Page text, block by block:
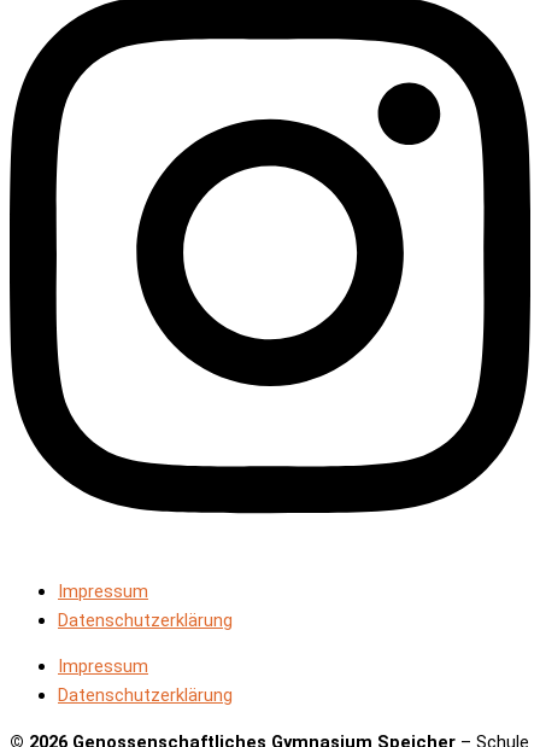
Impressum
Datenschutzerklärung
Impressum
Datenschutzerklärung
© 2026 Genossenschaftliches Gymnasium Speicher – Schule